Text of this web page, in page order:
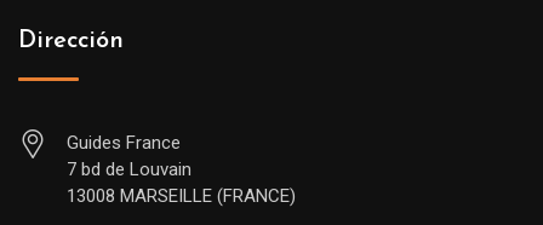
Dirección
Guides France
7 bd de Louvain
13008 MARSEILLE (FRANCE)